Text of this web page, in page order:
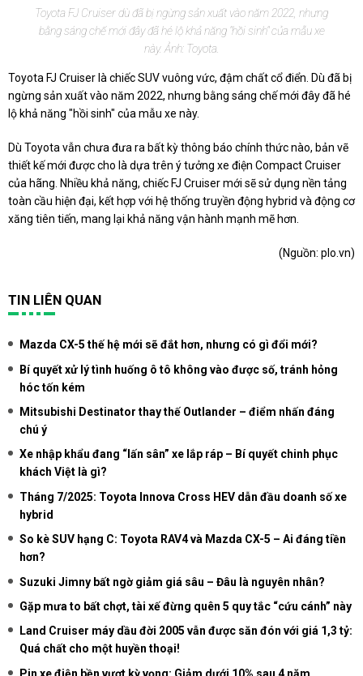
Toyota FJ Cruiser dù đã bị ngừng sản xuất vào năm 2022, nhưng
bằng sáng chế mới đây đã hé lộ khả năng "hồi sinh" của mẫu xe
này. Ảnh: Toyota.
Toyota FJ Cruiser là chiếc SUV vuông vức, đậm chất cổ điển. Dù đã bị
ngừng sản xuất vào năm 2022, nhưng bằng sáng chế mới đây đã hé
lộ khả năng "hồi sinh" của mẫu xe này.
Dù Toyota vẫn chưa đưa ra bất kỳ thông báo chính thức nào, bản vẽ
thiết kế mới được cho là dựa trên ý tưởng xe điện Compact Cruiser
của hãng. Nhiều khả năng, chiếc FJ Cruiser mới sẽ sử dụng nền tảng
toàn cầu hiện đại, kết hợp với hệ thống truyền động hybrid và động cơ
xăng tiên tiến, mang lại khả năng vận hành mạnh mẽ hơn.
(Nguồn: plo.vn)
TIN LIÊN QUAN
Mazda CX-5 thế hệ mới sẽ đắt hơn, nhưng có gì đổi mới?
Bí quyết xử lý tình huống ô tô không vào được số, tránh hỏng
hóc tốn kém
Mitsubishi Destinator thay thế Outlander – điểm nhấn đáng
chú ý
Xe nhập khẩu đang “lấn sân” xe lắp ráp – Bí quyết chinh phục
khách Việt là gì?
Tháng 7/2025: Toyota Innova Cross HEV dẫn đầu doanh số xe
hybrid
So kè SUV hạng C: Toyota RAV4 và Mazda CX-5 – Ai đáng tiền
hơn?
Suzuki Jimny bất ngờ giảm giá sâu – Đâu là nguyên nhân?
Gặp mưa to bất chợt, tài xế đừng quên 5 quy tắc “cứu cánh” này
Land Cruiser máy dầu đời 2005 vẫn được săn đón với giá 1,3 tỷ:
Quá chất cho một huyền thoại!
Pin xe điện bền vượt kỳ vọng: Giảm dưới 10% sau 4 năm